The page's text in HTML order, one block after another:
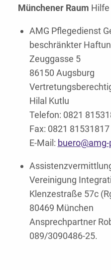
Münchener Raum Hilfe
AMG Pflegedienst
beschränkter
Zeuggasse 5
86150 Augsburg
Hilal Kutlu
Telefon: 0821
Fax: 0821 81531817
E-Mail:
Vereinigung
Klenzestraße 57c
80469 München
Ansprechpartner
089/3090486-25.